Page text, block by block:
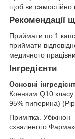
щоб ви самостійно
Рекомендації
Приймати по 1
приймати
медичного
Інгредієнти
Основні
Коензим Q10
95% пиперина)
Примітка.
схваленого